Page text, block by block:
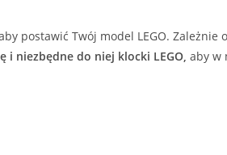
postawić Twój model LEGO.
i niezbędne do niej klocki LEGO, aby w